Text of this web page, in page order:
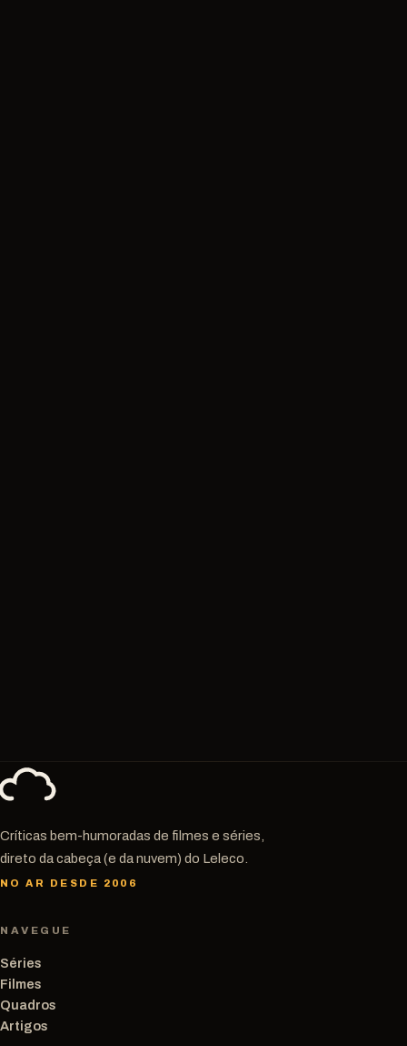
Críticas bem-humoradas de filmes e séries,
direto da cabeça (e da nuvem) do Leleco.
NO AR DESDE 2006
NAVEGUE
Séries
Filmes
Quadros
Artigos